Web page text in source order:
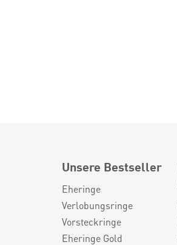
Unsere Bestseller
Eheringe
Verlobungsringe
Vorsteckringe
Eheringe Gold